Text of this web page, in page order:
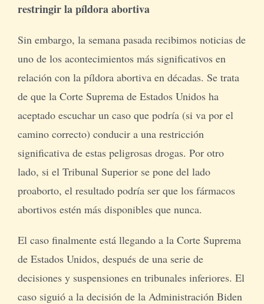
restringir la píldora abortiva
Sin embargo, la semana pasada recibimos noticias de
uno de los acontecimientos más significativos en
relación con la píldora abortiva en décadas. Se trata
de que la Corte Suprema de Estados Unidos ha
aceptado escuchar un caso que podría (si va por el
camino correcto) conducir a una restricción
significativa de estas peligrosas drogas. Por otro
lado, si el Tribunal Superior se pone del lado
proaborto, el resultado podría ser que los fármacos
abortivos estén más disponibles que nunca.
El caso finalmente está llegando a la Corte Suprema
de Estados Unidos, después de una serie de
decisiones y suspensiones en tribunales inferiores. El
caso siguió a la decisión de la Administración Biden